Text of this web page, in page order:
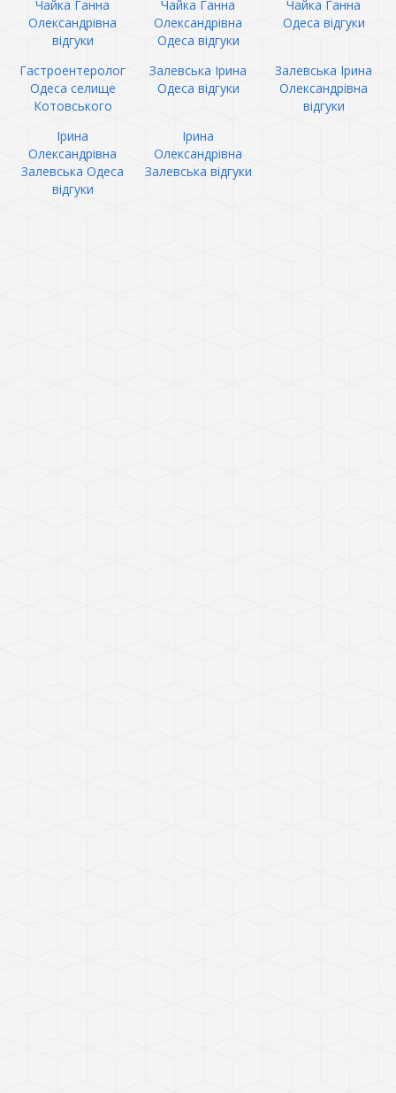
Чайка Ганна
Олександрівна
відгуки
Чайка Ганна
Олександрівна
Одеса відгуки
Чайка Ганна
Одеса відгуки
Гастроентеролог
Одеса селище
Котовського
Залевська Ірина
Одеса відгуки
Залевська Ірина
Олександрівна
відгуки
Ірина
Олександрівна
Залевська Одеса
відгуки
Ірина
Олександрівна
Залевська відгуки